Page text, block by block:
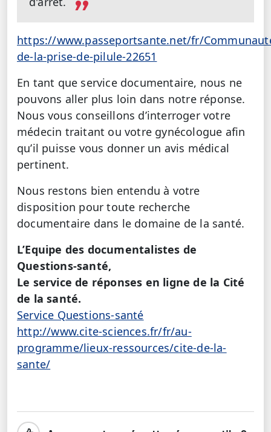
https://www.passeportsante.net/fr/
de-la-prise-de-pilule-22651
En tant que service documentaire, nous ne
pouvons aller plus loin dans notre réponse.
Nous vous conseillons d’interroger votre
médecin traitant ou votre gynécologue afin
qu’il puisse vous donner un avis médical
pertinent.
Nous restons bien entendu à votre
disposition pour toute recherche
documentaire dans le domaine de la santé.
L’Equipe des documentalistes de
Questions-santé,
Le service de réponses en ligne de la Cité
de la santé.
Service Questions-santé
http://www.cite-sciences.fr/fr/au-
programme/lieux-ressources/cite-de-la-
sante/